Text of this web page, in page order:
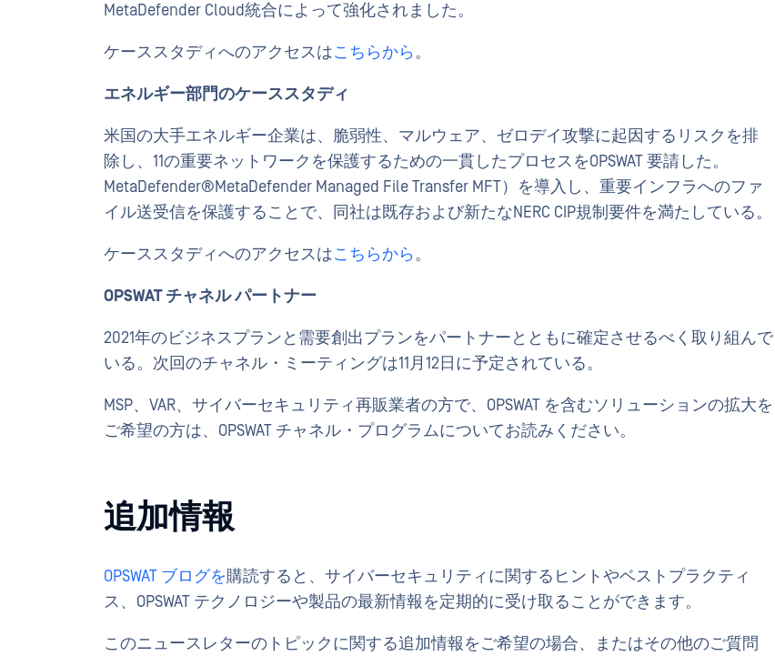
MetaDefender Cloud統合によって強化されました。
ケーススタディへのアクセスはこちらから。
エネルギー部門のケーススタディ
米国の大手エネルギー企業は、脆弱性、マルウェア、ゼロデイ攻撃に起因するリスクを排
除し、11の重要ネットワークを保護するための一貫したプロセスをOPSWAT 要請した。
MetaDefender®MetaDefender Managed File Transfer MFT）を導入し、重要インフラへのファ
イル送受信を保護することで、同社は既存および新たなNERC CIP規制要件を満たしている。
ケーススタディへのアクセスはこちらから。
OPSWAT チャネル パートナー
2021年のビジネスプランと需要創出プランをパートナーとともに確定させるべく取り組んで
いる。次回のチャネル・ミーティングは11月12日に予定されている。
MSP、VAR、サイバーセキュリティ再販業者の方で、OPSWAT を含むソリューションの拡大を
ご希望の方は、OPSWAT チャネル・プログラムについてお読みください。
追加情報
OPSWAT ブログを購読すると、サイバーセキュリティに関するヒントやベストプラクティ
ス、OPSWAT テクノロジーや製品の最新情報を定期的に受け取ることができます。
このニュースレターのトピックに関する追加情報をご希望の場合、またはその他のご質問